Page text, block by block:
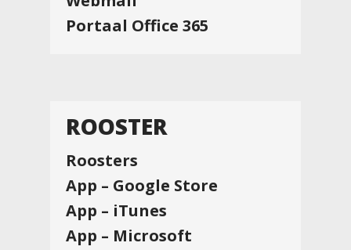
Portaal Office 365
ROOSTER
Roosters
App – Google Store
App – iTunes
App – Microsoft